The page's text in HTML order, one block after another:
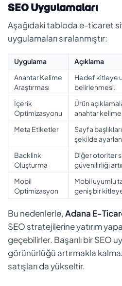
SEO Uygulamaları
Aşağıdaki tabloda e-ticaret
uygulamaları sıralanmıştır:
Uygulama
Açıklama
Anahtar Kelime
Araştırması
Hedef kitleye
belirlenmesi.
İçerik
Optimizasyonu
Ürün
anahtar
Meta Etiketler
Sayfa
şekilde
Backlink
Oluşturma
Diğer otoriter
güvenilirliği
Mobil
Optimizasyon
Mobil uyumlu
geniş bir
Bu nedenlerle, Adana E-
SEO stratejilerine yatırım
geçebilirler. Başarılı bir SEO
görünürlüğü artırmakla
satışları da yükseltir.